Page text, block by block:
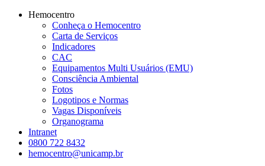
Conteúdo principal
Hemocentro
Conheça o Hemocentro
Carta de Serviços
Indicadores
CAC
Equipamentos Multi Usuários (EMU)
Consciência Ambiental
Fotos
Logotipos e Normas
Vagas Disponíveis
Organograma
Intranet
0800 722 8432
hemocentro@unicamp.br